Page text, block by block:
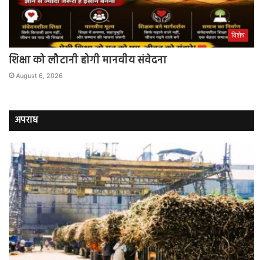
विशेष
शिक्षा को लौटानी होगी मानवीय संवेदना
August 6, 2026
अपराध